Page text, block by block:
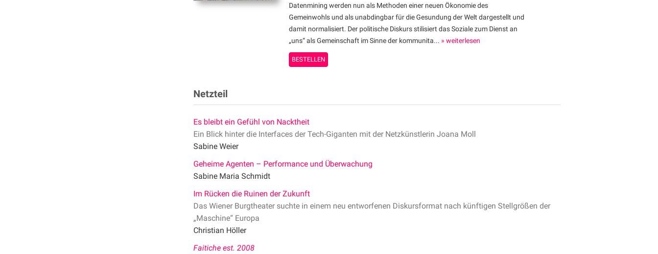
Datenmining werden nun als Methoden einer neuen Ökonomie des
Gemeinwohls und als unabdingbar für die Gesundung der Welt dargestellt und
damit normalisiert. Der politische Diskurs stilisiert das Soziale zum Dienst an
„uns“ als Gemeinschaft im Sinne der kommunita... » weiterlesen
BESTELLEN
Netzteil
Es bleibt ein Gefühl von Nacktheit
Ein Blick hinter die Interfaces der Tech-Giganten mit der Netzkünstlerin Joana Moll
Sabine Weier
Geheime Agenten – Performance und Überwachung
Sabine Maria Schmidt
Im Rücken die Ruinen der Zukunft
Das Wiener Burgtheater suchte in einem neu entworfenen Diskursformat nach künftigen Stellgrößen der
„Maschine“ Europa
Christian Höller
Faitiche est. 2008